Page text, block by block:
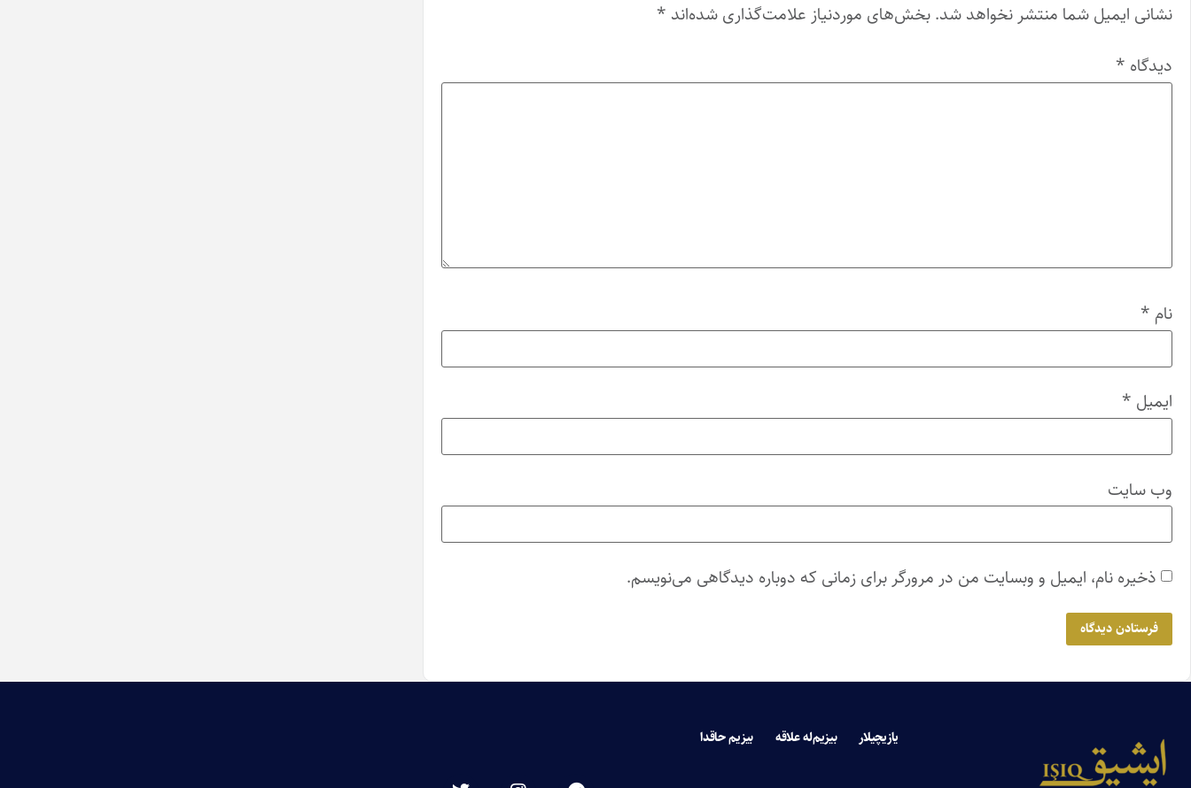
نشانی ایمیل شما منتشر نخواهد شد. بخش‌های موردنیاز علامت‌گذاری شده‌اند *
دیدگاه *
نام *
ایمیل *
وب‌ سایت
ذخیره نام، ایمیل و وبسایت من در مرورگر برای زمانی که دوباره دیدگاهی می‌نویسم.
یازیچیلار بیزیم‌له علاقه بیزیم حاقدا